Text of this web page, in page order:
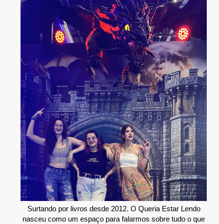
Surtando por livros desde 2012. O Queria Estar Lendo
nasceu como um espaço para falarmos sobre tudo o que